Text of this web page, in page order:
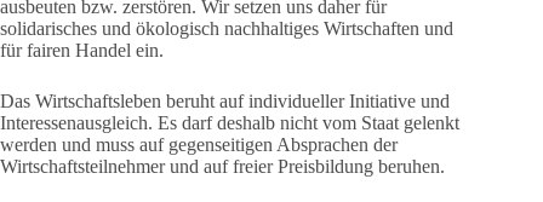
ausbeuten bzw. zerstören. Wir setzen uns daher für
solidarisches und ökologisch nachhaltiges Wirtschaften und
für fairen Handel ein.
Das Wirtschaftsleben beruht auf individueller Initiative und
Interessenausgleich. Es darf deshalb nicht vom Staat gelenkt
werden und muss auf gegenseitigen Absprachen der
Wirtschaftsteilnehmer und auf freier Preisbildung beruhen.